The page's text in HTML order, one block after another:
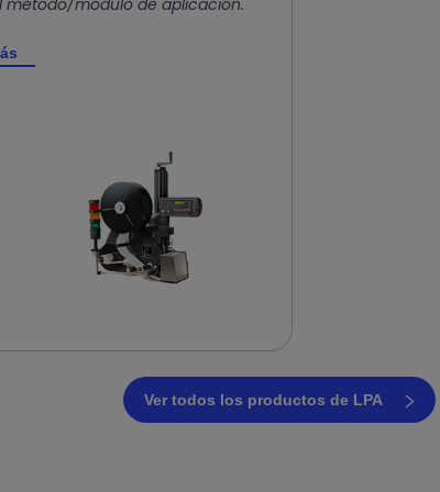
método/módulo de aplicación.
Ver todos los productos de LPA